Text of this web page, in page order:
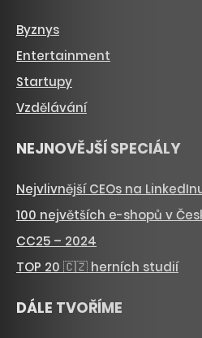
Byznys
Entertainment
Startupy
Vzdělávání
NEJNOVĚJŠÍ SPECIÁLY
Nejvlivnější CEOs na
100 největších e-shopů v
CC25 – 2024
TOP 20 🇨🇿 herních studií
DÁLE TVOŘÍME